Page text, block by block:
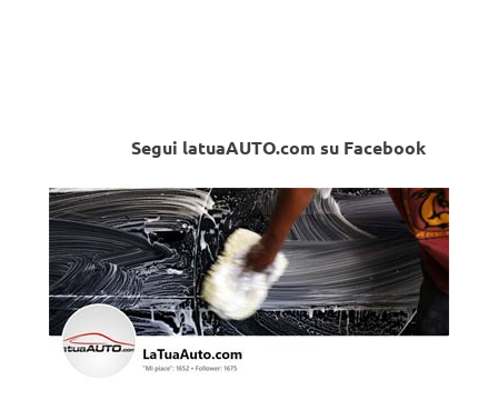
Segui latuaAUTO.com su Facebook